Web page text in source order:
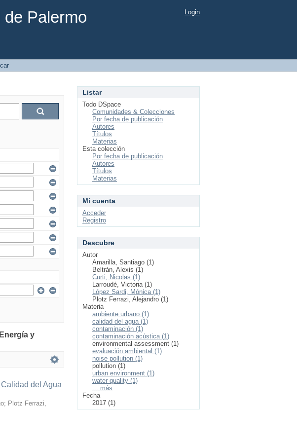
Palermo Login
y
del Agua
; Plotz Ferrazi,
Listar
Todo DSpace
Comunidades & Colecciones
Por fecha de publicación
Autores
Títulos
Materias
Esta colección
Por fecha de publicación
Autores
Títulos
Materias
Mi cuenta
Acceder
Registro
Descubre
Autor
Amarilla, Santiago (1)
Beltrán, Alexis (1)
Curti, Nicolas (1)
Larroudé, Victoria (1)
López Sardi, Mónica (1)
Plotz Ferrazi, Alejandro (1)
Materia
ambiente urbano (1)
calidad del agua (1)
contaminación (1)
contaminación acústica (1)
environmental assessment (1)
evaluación ambiental (1)
noise pollution (1)
pollution (1)
urban environment (1)
water quality (1)
... más
Fecha
2017 (1)